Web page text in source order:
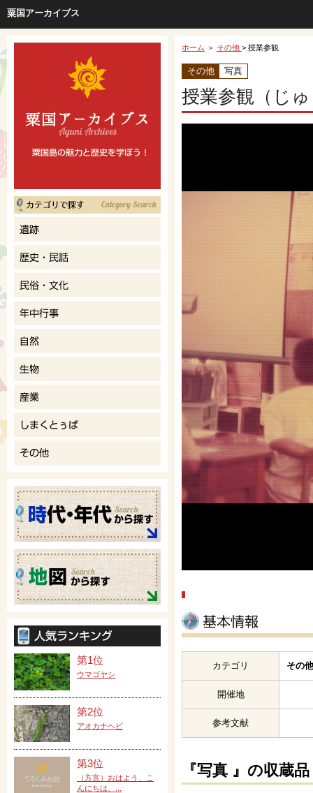
粟国アーカイブス
ホーム ＞ その他 > 授業参観
その他 写真
授業参観（じ
カテゴリ その
開催地
参考文献
『写真 』の収蔵品
第1位
ウマゴヤシ
第2位
アオカナヘビ
第3位
（方言）おはよう、こ
んにちは、...